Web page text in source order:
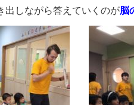
出しながら答えていくのが脳